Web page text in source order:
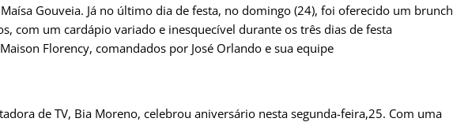
Gouveia. Já no último dia de festa, no domingo (24), foi oferecido um brunch
com um cardápio variado e inesquecível durante os três dias de festa
Florency, comandados por José Orlando e sua equipe
de TV, Bia Moreno, celebrou aniversário nesta segunda-feira,25. Com uma